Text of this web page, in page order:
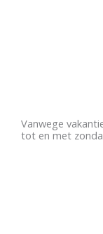
Vanwege
tot en met